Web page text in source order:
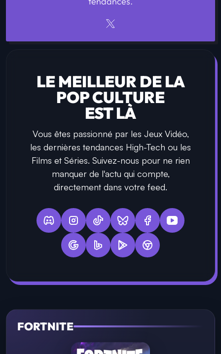
LE MEILLEUR DE LA
POP CULTURE
EST LÀ
Vous êtes passionné par les Jeux Vidéo,
les dernières tendances High-Tech ou les
Films et Séries. Suivez-nous pour ne rien
manquer de l'actu qui compte,
directement dans votre feed.
FORTNITE